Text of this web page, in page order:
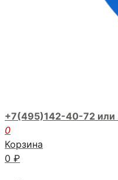
+7(495)142-40-72 или
0
Корзина
0 ₽